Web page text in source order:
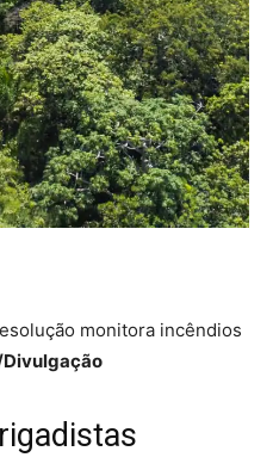
monitora incêndios